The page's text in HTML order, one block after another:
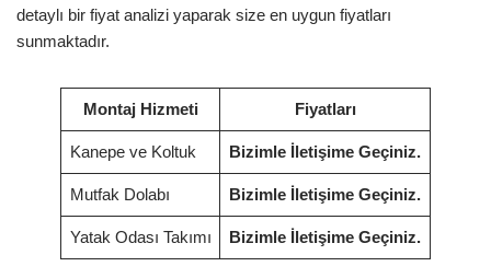
detaylı bir fiyat analizi yaparak size en uygun fiyatları
sunmaktadır.
Montaj Hizmeti Fiyatları
Kanepe ve Koltuk Bizimle İletişime Geçiniz.
Mutfak Dolabı Bizimle İletişime Geçiniz.
Yatak Odası Takımı Bizimle İletişime Geçiniz.